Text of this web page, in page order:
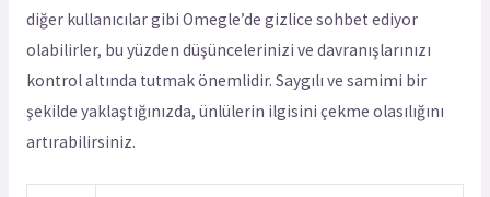
diğer kullanıcılar gibi Omegle’de gizlice sohbet ediyor
olabilirler, bu yüzden düşüncelerinizi ve davranışlarınızı
kontrol altında tutmak önemlidir. Saygılı ve samimi bir
şekilde yaklaştığınızda, ünlülerin ilgisini çekme olasılığını
artırabilirsiniz.